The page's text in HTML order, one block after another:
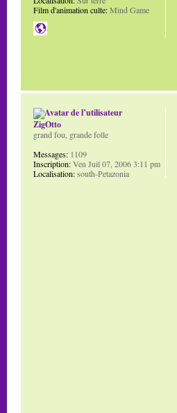
Film d'animation culte:Mind Game
ZigOtto
grand fou, grande folle
Messages: 1109
Inscription:Ven Juil 07, 2006 3:11 pm
Localisation:south-Petazonia